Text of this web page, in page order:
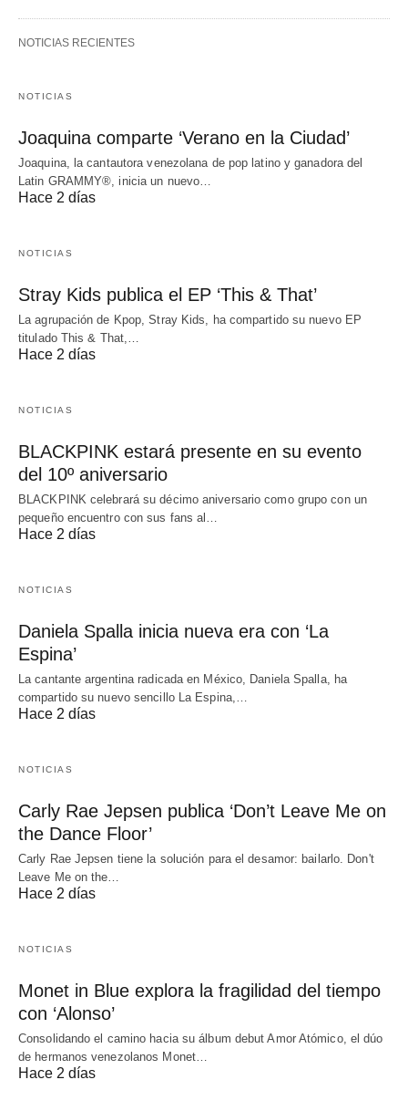
NOTICIAS RECIENTES
NOTICIAS
Joaquina comparte ‘Verano en la Ciudad’
Joaquina, la cantautora venezolana de pop latino y ganadora del
Latin GRAMMY®, inicia un nuevo…
Hace 2 días
NOTICIAS
Stray Kids publica el EP ‘This & That’
La agrupación de Kpop, Stray Kids, ha compartido su nuevo EP
titulado This & That,…
Hace 2 días
NOTICIAS
BLACKPINK estará presente en su evento
del 10º aniversario
BLACKPINK celebrará su décimo aniversario como grupo con un
pequeño encuentro con sus fans al…
Hace 2 días
NOTICIAS
Daniela Spalla inicia nueva era con ‘La
Espina’
La cantante argentina radicada en México, Daniela Spalla, ha
compartido su nuevo sencillo La Espina,…
Hace 2 días
NOTICIAS
Carly Rae Jepsen publica ‘Don’t Leave Me on
the Dance Floor’
Carly Rae Jepsen tiene la solución para el desamor: bailarlo. Don't
Leave Me on the…
Hace 2 días
NOTICIAS
Monet in Blue explora la fragilidad del tiempo
con ‘Alonso’
Consolidando el camino hacia su álbum debut Amor Atómico, el dúo
de hermanos venezolanos Monet…
Hace 2 días